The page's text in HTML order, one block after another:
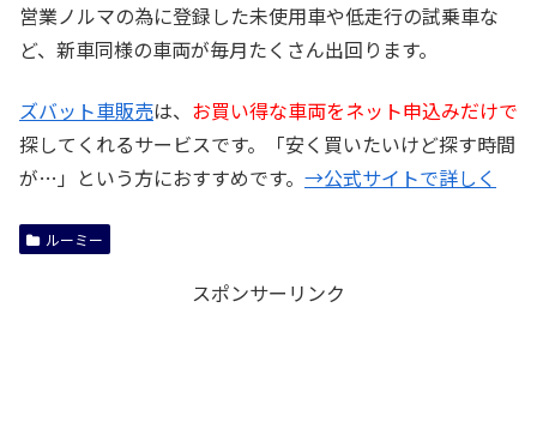
営業ノルマの為に登録した未使用車や低走行の試乗車な
ど、新車同様の車両が毎月たくさん出回ります。
ズバット車販売は、 お買い得な車両をネット申込みだけで
探してくれるサービスです。「安く買いたいけど探す時間
が…」という方におすすめです。 →公式サイトで詳しく
ルーミー
スポンサーリンク